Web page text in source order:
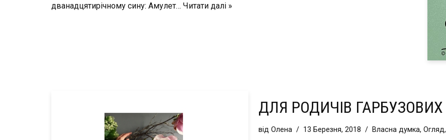
дванадцятирічному сину: Амулет… Читати далі »
ДЛЯ РОДИЧІВ ГАРБУЗОВИХ
від Олена 13 Березня, 2018 Власна думка, Огляд,